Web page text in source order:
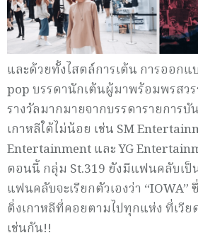
และด้วยทั้งไสตล์การเต้น การออกแ
pop บรรดานักเต้นผู้มาพร้อมพรสว
รางวัลมากมายจากบรรดารายการบั
เกาหลีใต้ไม่น้อย เช่น SM
Entertainment และ YG
ตอนนี้ กลุ่ม St.319 ยังมีแฟนคลับเป็
แฟนคลับจะเรียกตัวเองว่า “IOWA”
ติ่งเกาหลีที่คอยตามไปทุกแห่ง ที่เวี
เช่นกัน!!